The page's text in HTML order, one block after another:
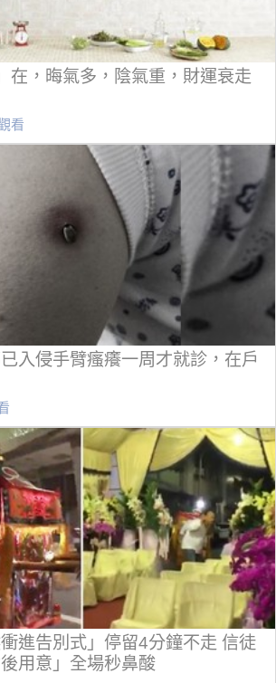
在，晦氣多，陰氣重，財運衰走
看
入侵手臂瘙癢一周才就診，在戶
進告別式」停留4分鐘不走 信徒
用意」全場秒鼻酸